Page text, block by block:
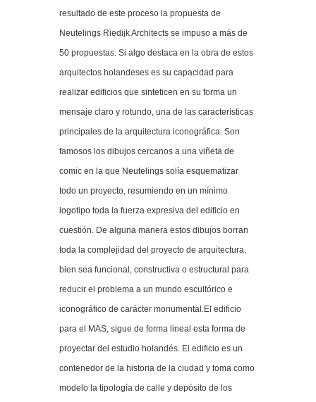
resultado de este proceso la propuesta de
Neutelings Riedijk Architects se impuso a más de
50 propuestas. Si algo destaca en la obra de estos
arquitectos holandeses es su capacidad para
realizar edificios que sinteticen en su forma un
mensaje claro y rotundo, una de las características
principales de la arquitectura iconográfica. Son
famosos los dibujos cercanos a una viñeta de
comic en la que Neutelings solía esquematizar
todo un proyecto, resumiendo en un mínimo
logotipo toda la fuerza expresiva del edificio en
cuestión. De alguna manera estos dibujos borran
toda la complejidad del proyecto de arquitectura,
bien sea funcional, constructiva o estructural para
reducir el problema a un mundo escultórico e
iconográfico de carácter monumental.El edificio
para el MAS, sigue de forma lineal esta forma de
proyectar del estudio holandés. El edificio es un
contenedor de la historia de la ciudad y toma como
modelo la tipología de calle y depósito de los